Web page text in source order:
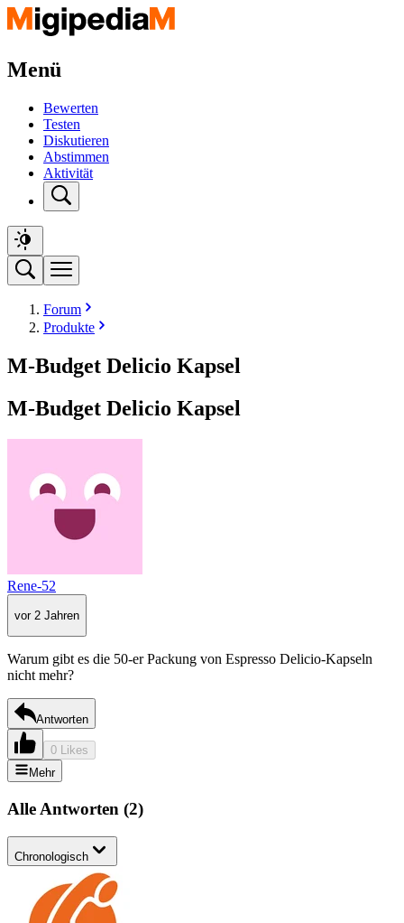
Menü
Bewerten
Testen
Diskutieren
Abstimmen
Aktivität
Forum
Produkte
M-Budget Delicio Kapsel
M-Budget Delicio Kapsel
Rene-52
vor 2 Jahren
Warum gibt es die 50-er Packung von Espresso Delicio-Kapseln
nicht mehr?
Antworten
0 Likes
Mehr
Alle Antworten (2)
Chronologisch